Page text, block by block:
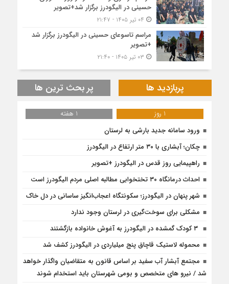
حسینی در الیگودرز برگزار شد+تصویر
مراسم تاسوعای حسینی در الیگودرز برگزار شد
+تصویر
پربازدید ها پر بحث ترین ها
1 روز
1 هفته
ورود سامانه جدید بارشی به لرستان
چکان؛ آبشاری با ۳۰ متر ارتفاع در الیگودرز
راهپیمایی روز قدس در الیگودرز +تصویر
احداث درمانگاه ۳۰ تختخوابی مطالبه اصلی مردم الیگودرز است
شهر پنهان در الیگودرز؛ سکونتگاه اعجاب‌انگیز ساسانی در دل خاک
مشکلی برای سوخت‌گیری در لرستان وجود ندارد
محموله لاستیک قاچاق پنج میلیاردی در الیگودرز کشف شد
مجتمع آبشار آب سفید بر اساس قانون به متقاضیان واگذار خواهد
شد / نیرو های متخصص و بومی شهرستان باید استخدام شوند